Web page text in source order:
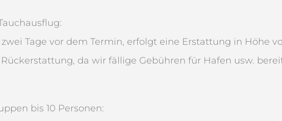
Tage vor dem Termin, erfolgt eine Erstattung in Höhe
da wir fällige Gebühren für Hafen usw.
bis 10 Personen: